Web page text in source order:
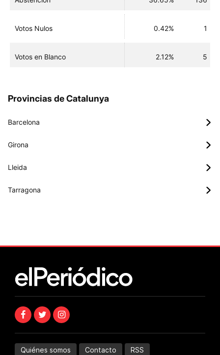
Votos Nulos 0.42% 1
Votos en Blanco 2.12% 5
Provincias de Catalunya
Barcelona
Girona
Lleida
Tarragona
Quiénes somos Contacto
RSS